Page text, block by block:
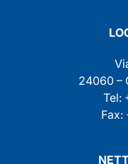
24060 –
Tel:
Fax: